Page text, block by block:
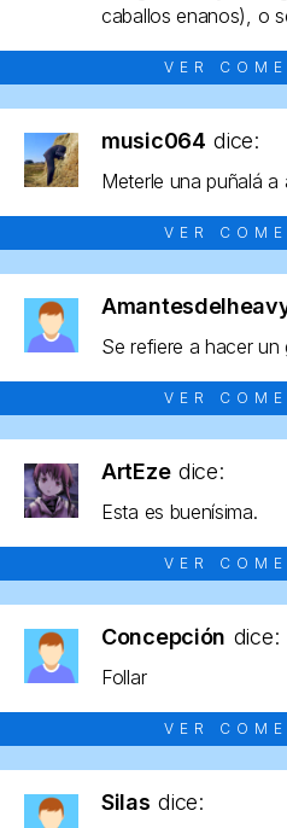
caballos enanos), o
VER
music064 dice:
Meterle una puñalá a
VER
Se refiere a hacer un
VER
ArtEze dice:
Esta es buenísima.
VER
Concepción dice:
Follar
VER
Silas dice: